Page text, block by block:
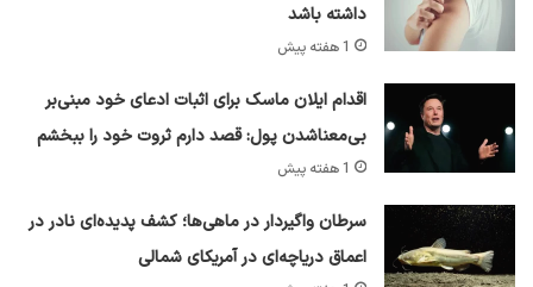
داشته باشد
1 هفته پیش
اقدام ایلان ماسک برای اثبات ادعای خود مبنی‌بر
بی‌معناشدن پول: قصد دارم ثروت خود را ببخشم
1 هفته پیش
سرطان واگیردار در ماهی‌ها؛ کشف پدیده‌ای نادر در
اعماق دریاچه‌ای در آمریکای شمالی